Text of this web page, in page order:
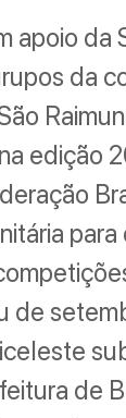
apoio da
da
edição
para
de
de